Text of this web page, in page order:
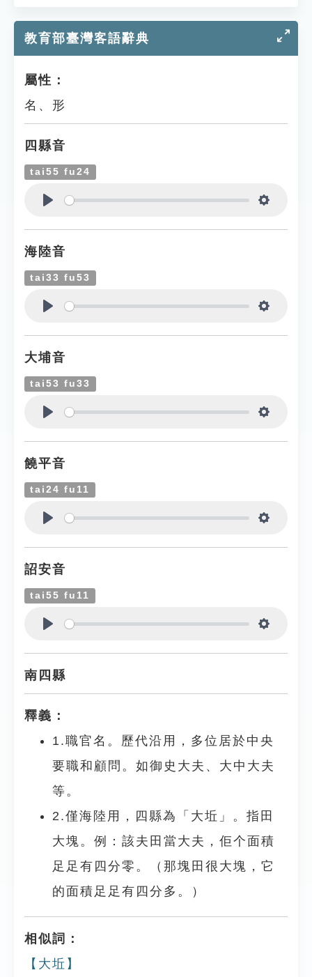
教育部臺灣客語辭典
屬性：
名、形
四縣音
tai55 fu24
海陸音
tai33 fu53
大埔音
tai53 fu33
饒平音
tai24 fu11
詔安音
tai55 fu11
南四縣
釋義：
1.職官名。歷代沿用，多位居於中央
要職和顧問。如御史大夫、大中大夫
等。
2.僅海陸用，四縣為「大坵」。指田
大塊。例：該夫田當大夫，佢个面積
足足有四分零。（那塊田很大塊，它
的面積足足有四分多。）
相似詞：
【大坵】